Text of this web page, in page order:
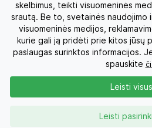
Pastabos
Kelionių organizatorius - "Aza
SVARBU! Keliautojai, lankęsi
sausio 12 d. arba vėliau,
ESTA leidimu – jiems būtina
JAV vizos.
2027 m. datos dar gali
Pageidaujantys išsipirkti
skelbimus, teikti visuomeninės
srautą. Be to, svetainės naudojimo
visuomeninės medijos,
kurie gali ją pridėti prie kitos jūsų
paslaugas surinktos informacijos.
spauskite
Leisti
Leisti visus